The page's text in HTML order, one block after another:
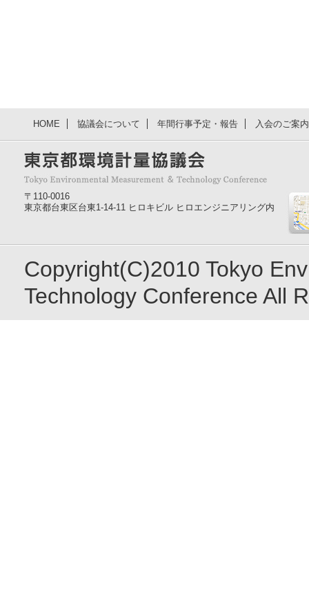
HOME 協議会について 年間行事予定・報告 入会のご案
〒110-0016
東京都台東区台東1-14-11 ヒロキビル ヒロエンジニアリング内
Copyright(C)2010 Tokyo
Technology Conference All